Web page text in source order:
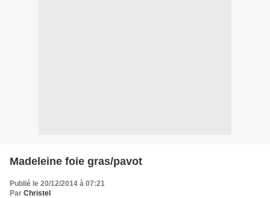
Madeleine foie gras/pavot
Publié le 20/12/2014 à 07:21
Par Christel